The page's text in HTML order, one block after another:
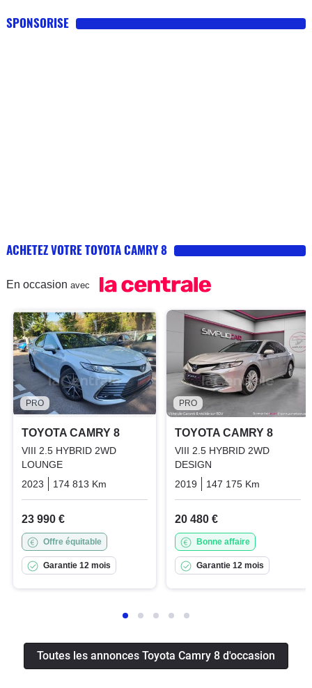
SPONSORISE
ACHETEZ VOTRE TOYOTA CAMRY 8
En occasion avec
PRO
TOYOTA CAMRY 8
VIII 2.5 HYBRID 2WD
LOUNGE
2023
174 813 Km Hybrid_essence_electric
23 990 €
Offre équitable
Garantie 12 mois
PRO
TOYOTA CAMRY 8
VIII 2.5 HYBRID 2WD
DESIGN
2019
147 175 Km
20 480 €
Bonne affaire
Garantie 12 mois
Toutes les annonces Toyota Camry 8 d'occasion